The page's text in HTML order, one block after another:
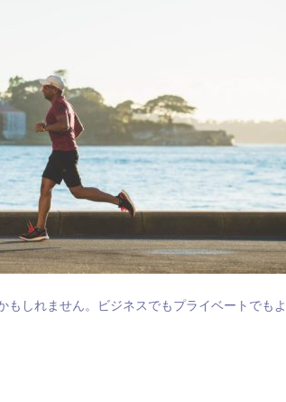
しれません。ビジネスでもプライベートでも